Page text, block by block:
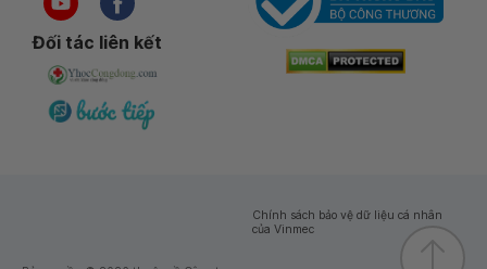
Đối tác liên kết
Chính sách bảo vệ dữ liệu cá nhân
của Vinmec